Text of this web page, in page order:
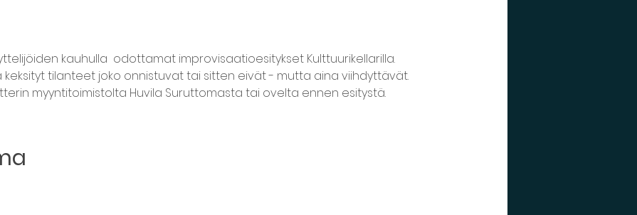
kauhulla  odottamat improvisaatioesitykset Kulttuurikellarilla.
Kutkuttavat paikan päällä keksityt tilanteet joko onnistuvat tai sitten eivät - mutta aina viihdyttävät.
Liput 20€ ennakkoon teatterin myyntitoimistolta Huvila Suruttomasta tai ovelta ennen esitystä.